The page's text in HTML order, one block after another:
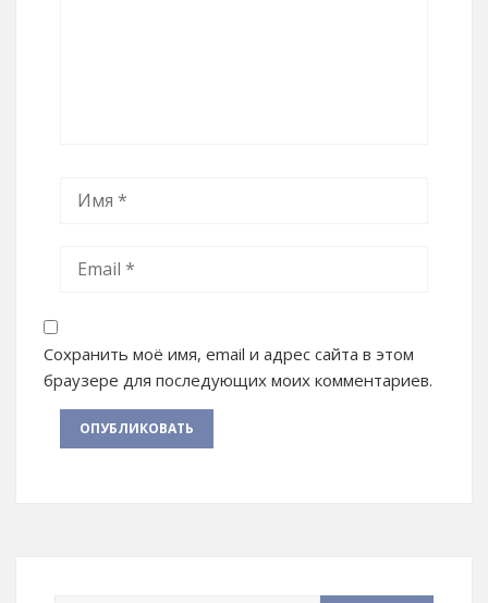
Сохранить моё имя, email и адрес сайта в этом
браузере для последующих моих комментариев.